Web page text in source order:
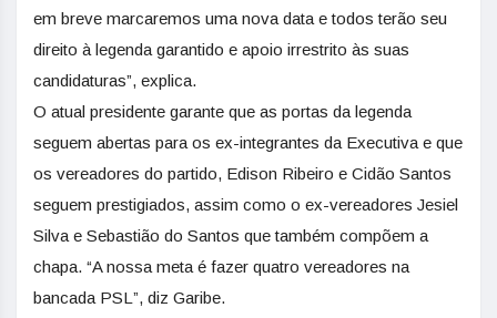
em breve marcaremos uma nova data e todos terão seu
direito à legenda garantido e apoio irrestrito às suas
candidaturas”, explica.
O atual presidente garante que as portas da legenda
seguem abertas para os ex-integrantes da Executiva e que
os vereadores do partido, Edison Ribeiro e Cidão Santos
seguem prestigiados, assim como o ex-vereadores Jesiel
Silva e Sebastião do Santos que também compõem a
chapa. “A nossa meta é fazer quatro vereadores na
bancada PSL”, diz Garibe.